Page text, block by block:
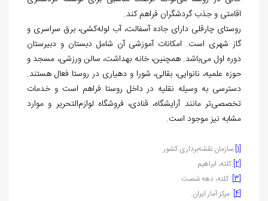
اقامتی و جذب گردشگران فراهم کند.
روستای چارقلی دارای جاده آسفالت، آب لوله‌کشی، برق سراسری و
گاز شهری است. امکانات آموزشی آن شامل دبستان و دبیرستان
دوره اول می‌باشد. همچنین، خانه بهداشت، سالن ورزشی، مسجد و
حوزه علمیه، نانوایی، بقالی، شورا و دهیاری در روستا فعال هستند.
دسترسی به وسیله نقلیه در داخل روستا فراهم است و خدمات
تخصصی‌تر مانند آرایشگاه، قنادی، فروشگاه لوازم‌التحریر و موارد
مشابه نیز موجود است.
[1].سازمان نقشه‌برداری کشور
[2].کلته، ابراهیم
[3]
. کلته، دهه شصت
[4] . مرکز آمار ایران.